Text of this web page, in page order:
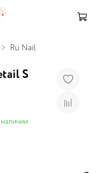
Ru Nail
S